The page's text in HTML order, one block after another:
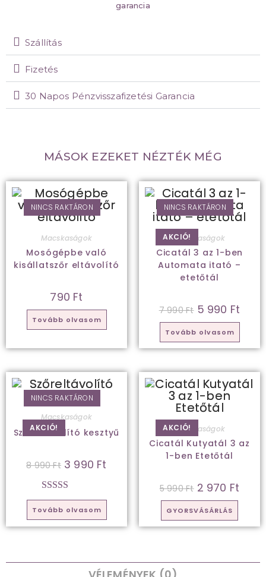
garancia
Szállítás
Fizetés
30 Napos Pénzvisszafizetési Garancia
MÁSOK EZEKET NÉZTÉK MÉG
NINCS RAKTÁRON
Macskaságok
Mosógépbe való
kisállatszőr eltávolító
790 Ft
Tovább olvasom
NINCS RAKTÁRON
AKCIÓ!
Macskaságok
Cicatál 3 az 1-ben
Automata itató –
etetőtál
7 990Ft 5 990 Ft
Tovább olvasom
NINCS RAKTÁRON
AKCIÓ!
Macskaságok
Szőreltávolító kesztyű
8 990Ft 3 990 Ft
Értékelés:5/
5
Tovább olvasom
AKCIÓ!
Macskaságok
Cicatál Kutyatál 3 az
1-ben Etetőtál
5 990Ft 2 970 Ft
GYORSVÁSÁRLÁS